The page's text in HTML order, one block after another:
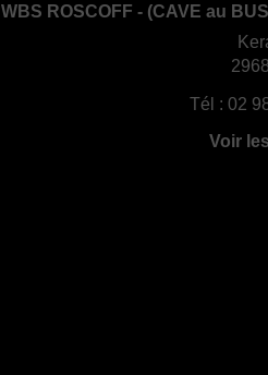
WBS ROSCOFF - (CAVE au
Tél : 02
Voir